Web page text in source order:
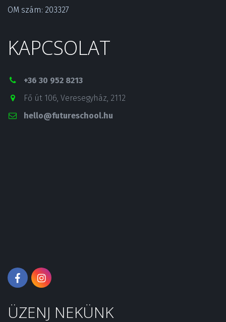
OM szám: 203327
KAPCSOLAT
+36 30 952 8213
Fő út 106, Veresegyház, 2112
hello@futureschool.hu
ÜZENJ NEKÜNK­